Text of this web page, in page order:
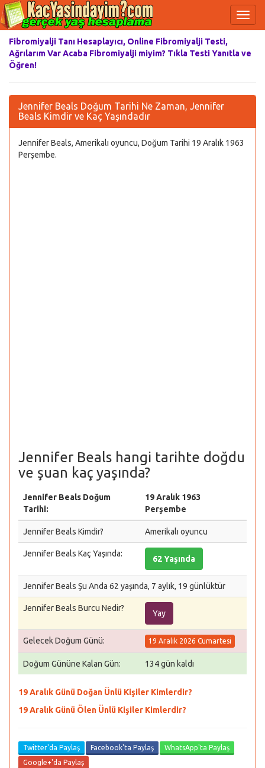
Fibromiyalji Tanı Hesaplayıcı, Online Fibromiyalji Testi,
Ağrılarım Var Acaba Fibromiyalji miyim? Tıkla Testi Yanıtla ve
Öğren!
Jennifer Beals Doğum Tarihi Ne Zaman, Jennifer
Beals Kimdir ve Kaç Yaşındadır
Jennifer Beals, Amerikalı oyuncu, Doğum Tarihi 19 Aralık 1963
Perşembe.
Jennifer Beals hangi tarihte doğdu
ve şuan kaç yaşında?
Jennifer Beals Doğum
Tarihi:
19 Aralık 1963
Perşembe
Jennifer Beals Kimdir? Amerikalı oyuncu
Jennifer Beals Kaç Yaşında:
62 Yaşında
Jennifer Beals Şu Anda 62 yaşında, 7 aylık, 19 günlüktür
Jennifer Beals Burcu Nedir?
Yay
Gelecek Doğum Günü: 19 Aralık 2026 Cumartesi
Doğum Gününe Kalan Gün: 134 gün kaldı
19 Aralık Günü Doğan Ünlü Kişiler Kimlerdir?
19 Aralık Günü Ölen Ünlü Kişiler Kimlerdir?
Twitter'da Paylaş Facebook'ta Paylaş
WhatsApp'ta Paylaş
Google+'da Paylaş